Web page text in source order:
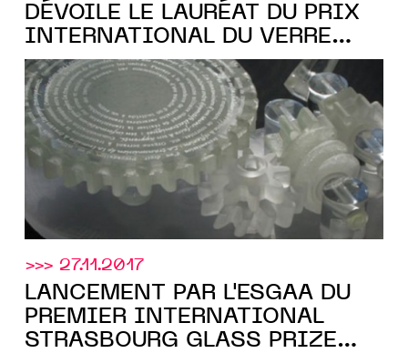
DÉVOILE LE LAURÉAT DU PRIX
INTERNATIONAL DU VERRE
2009
>>> 27.11.2017
LANCEMENT PAR L'ESGAA DU
PREMIER INTERNATIONAL
STRASBOURG GLASS PRIZE